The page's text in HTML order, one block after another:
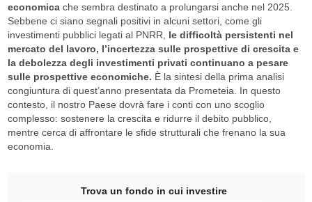
economica che sembra destinato a prolungarsi anche nel 2025.
Sebbene ci siano segnali positivi in alcuni settori, come gli
investimenti pubblici legati al PNRR, le difficoltà persistenti nel
mercato del lavoro, l’incertezza sulle prospettive di crescita e
la debolezza degli investimenti privati continuano a pesare
sulle prospettive economiche. È la sintesi della prima analisi
congiuntura di quest’anno presentata da Prometeia. In questo
contesto, il nostro Paese dovrà fare i conti con uno scoglio
complesso: sostenere la crescita e ridurre il debito pubblico,
mentre cerca di affrontare le sfide strutturali che frenano la sua
economia.
Trova un fondo in cui investire